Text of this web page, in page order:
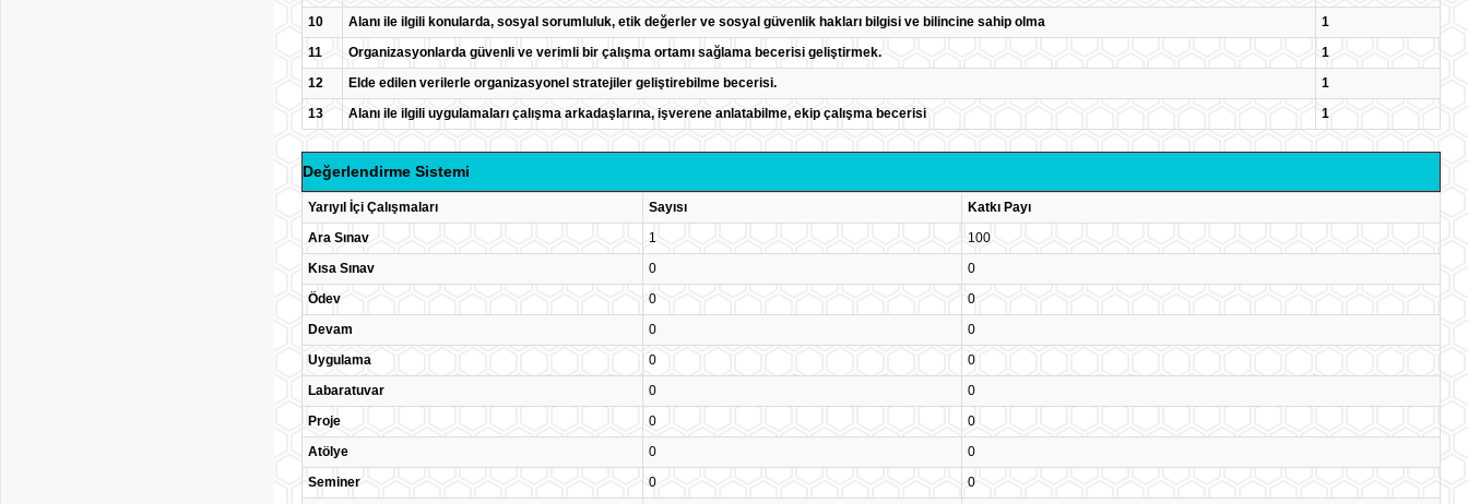
10
Alanı ile ilgili konularda, sosyal sorumluluk, etik değerler ve sosyal güvenlik hakları bilgisi ve bilincine sahip olma
1
11
Organizasyonlarda güvenli ve verimli bir çalışma ortamı sağlama becerisi geliştirmek.
1
12
Elde edilen verilerle organizasyonel stratejiler geliştirebilme becerisi.
1
13
Alanı ile ilgili uygulamaları çalışma arkadaşlarına, işverene anlatabilme, ekip çalışma becerisi 1
Değerlendirme Sistemi
Yarıyıl İçi Çalışmaları Sayısı
Katkı Payı
Ara Sınav
1
100
Kısa Sınav
0
0
Ödev
0
0
Devam
0
0
Uygulama
0
0
Labaratuvar
0
0
Proje
0
0
Atölye
0
0
Seminer
0
0